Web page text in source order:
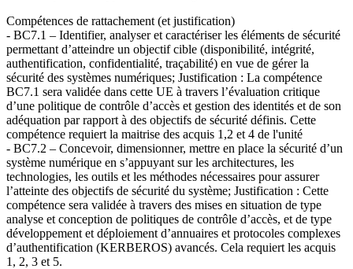
Compétences de rattachement (et justification)
- BC7.1 – Identifier, analyser et caractériser les éléments de sécurité
permettant d’atteindre un objectif cible (disponibilité, intégrité,
authentification, confidentialité, traçabilité) en vue de gérer la
sécurité des systèmes numériques; Justification : La compétence
BC7.1 sera validée dans cette UE à travers l’évaluation critique
d’une politique de contrôle d’accès et gestion des identités et de son
adéquation par rapport à des objectifs de sécurité définis. Cette
compétence requiert la maitrise des acquis 1,2 et 4 de l'unité
- BC7.2 – Concevoir, dimensionner, mettre en place la sécurité d’un
système numérique en s’appuyant sur les architectures, les
technologies, les outils et les méthodes nécessaires pour assurer
l’atteinte des objectifs de sécurité du système; Justification : Cette
compétence sera validée à travers des mises en situation de type
analyse et conception de politiques de contrôle d’accès, et de type
développement et déploiement d’annuaires et protocoles complexes
d’authentification (KERBEROS) avancés. Cela requiert les acquis
1, 2, 3 et 5.